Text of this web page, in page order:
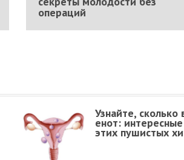
операций
Узнайте, сколько
енот:
этих пушистых